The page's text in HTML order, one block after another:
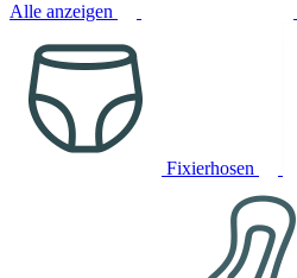
Alle anzeigen
Fixierhosen